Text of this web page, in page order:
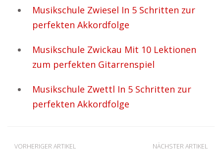
Musikschule Zwiesel In 5 Schritten zur
perfekten Akkordfolge
Musikschule Zwickau Mit 10 Lektionen
zum perfekten Gitarrenspiel
Musikschule Zwettl In 5 Schritten zur
perfekten Akkordfolge
VORHERIGER ARTIKEL NÄCHSTER ARTIKEL